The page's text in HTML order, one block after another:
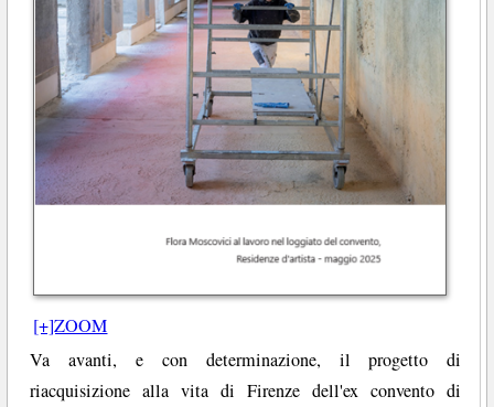
[+]ZOOM
Va avanti, e con determinazione, il progetto di
riacquisizione alla vita di Firenze dell'ex convento di